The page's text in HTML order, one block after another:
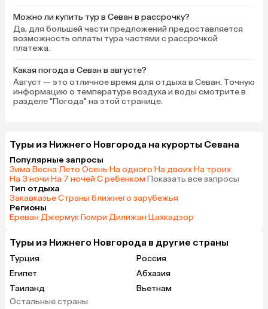
Можно ли купить тур в Севан в рассрочку?
Да, для большей части предложений предоставляется
возможность оплаты тура частями с рассрочкой
платежа.
Какая погода в Севан в августе?
Август — это отличное время для отдыха в Севан. Точную
информацию о температуре воздуха и воды смотрите в
разделе "Погода" на этой странице.
Туры из Нижнего Новгорода на курорты Севана
Популярные запросы
Зима·Весна·Лето·Осень·На одного·На двоих·На троих·
На 3 ночи·На 7 ночей·С ребенком·Показать все запросы
Тип отдыха
Закавказье·Страны ближнего зарубежья
Регионы
Ереван·Джермук·Гюмри·Дилижан·Цахкадзор
Туры из Нижнего Новгорода в другие страны
Турция
Россия
Египет
Абхазия
Таиланд
Вьетнам
ОАЭ
Остальные страны